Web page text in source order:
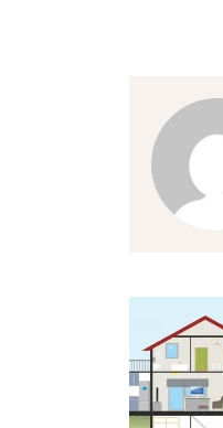
Post